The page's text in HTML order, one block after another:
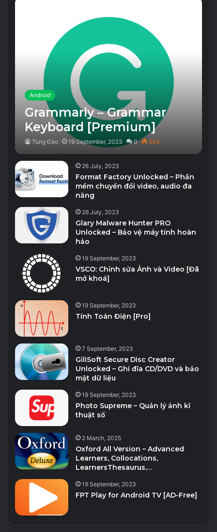
Android
Grammarly – Grammar
Keyboard [Premium]
Tùng Đào 19 September, 2023 0 534
26 July, 2023
Format Factory Unlocked – Phần
mềm chuyển đổi video, audio đa
năng
26 July, 2023
Glary Malware Hunter PRO
Unlocked – Bảo vệ máy tính hoàn
hảo
19 September, 2023
VSCO: Chỉnh sửa Ảnh và Video [Đã
mở khoá]
19 September, 2023
Tính Toán Điện [Pro]
7 September, 2023
GiliSoft Secure Disc Creator
Unlocked – Ghi đĩa CD/DVD và bảo
mật dữ liệu
19 September, 2023
Photo Supreme – Quản lý ảnh kĩ
thuật số
2 March, 2025
Oxford All Version – Advanced
Learners, Collocations,
LearnersThesaurus,…
19 September, 2023
FPT Play for Android TV [AD-Free]